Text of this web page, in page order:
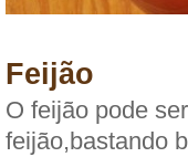
Feijão
O feijão pode
feijão,bastando